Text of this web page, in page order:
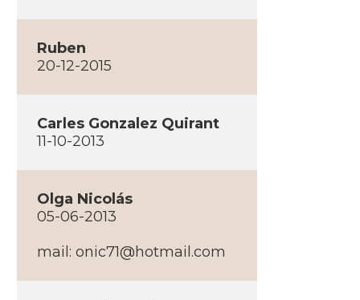
Ruben
20-12-2015
Carles Gonzalez Quirant
11-10-2013
Olga Nicolás
05-06-2013
mail: onic71@hotmail.com